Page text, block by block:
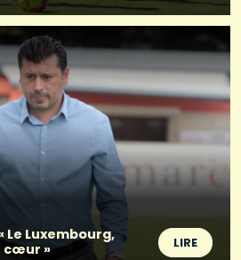
Le Luxembourg,
cœur »
LIRE